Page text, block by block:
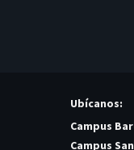
Ubícanos:
Campus
Campus